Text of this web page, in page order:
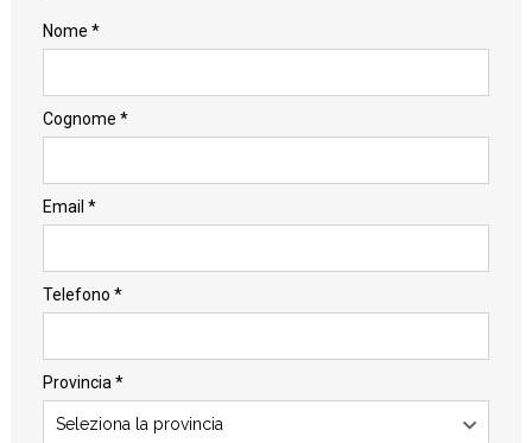
Nome *
Cognome *
Email *
Telefono *
Provincia *
Seleziona la provincia